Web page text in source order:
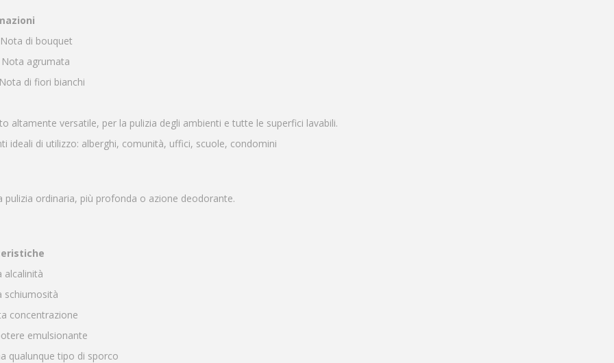
Nota di bouquet
Nota agrumata
Nota di fiori bianchi
altamente versatile, per la pulizia degli ambienti e tutte le superfici lavabili.
ideali di utilizzo: alberghi, comunità, uffici, scuole, condomini
pulizia ordinaria, più profonda o azione deodorante.
alcalinità
schiumosità
concentrazione
emulsionante
qualunque tipo di sporco